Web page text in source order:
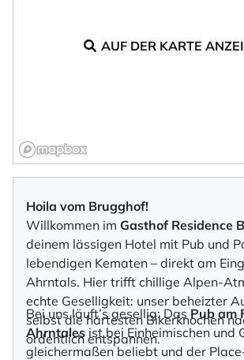
AUF DER KARTE
Hoila vom Brugghof!
Willkommen im Gasthof Residence
deinem lässigen Hotel mit Pub und
lebendigen Kematen – direkt am
Ahrntals. Hier trifft chillige Alpen-
echte Geselligkeit: unser beheizter
selbst die härtesten Bikerknochen
ordentlich entspannen.
Bei uns läuft’s gesellig: Das Pub am
Ahrntales ist bei Einheimischen und
gleichermaßen beliebt und der